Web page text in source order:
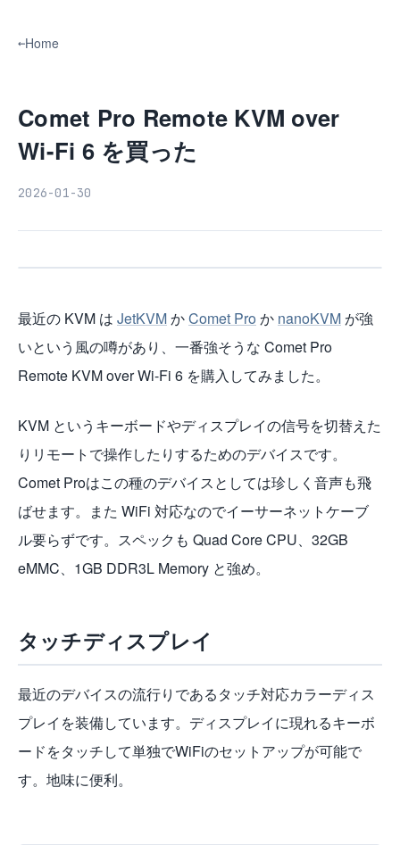
Home
Comet Pro Remote KVM over
Wi-Fi 6 を買った
2026-01-30
最近の KVM は JetKVMかComet Pro か nanoKVM が強
いという風の噂があり、一番強そうな Comet Pro
Remote KVM over Wi-Fi 6 を購入してみました。
KVM というキーボードやディスプレイの信号を切替えた
りリモートで操作したりするためのデバイスです。
Comet Proはこの種のデバイスとしては珍しく音声も飛
ばせます。また WiFi 対応なのでイーサーネットケーブ
ル要らずです。スペックも Quad Core CPU、32GB
eMMC、1GB DDR3L Memory と強め。
タッチディスプレイ
最近のデバイスの流行りであるタッチ対応カラーディス
プレイを装備しています。ディスプレイに現れるキーボ
ードをタッチして単独でWiFiのセットアップが可能で
す。地味に便利。